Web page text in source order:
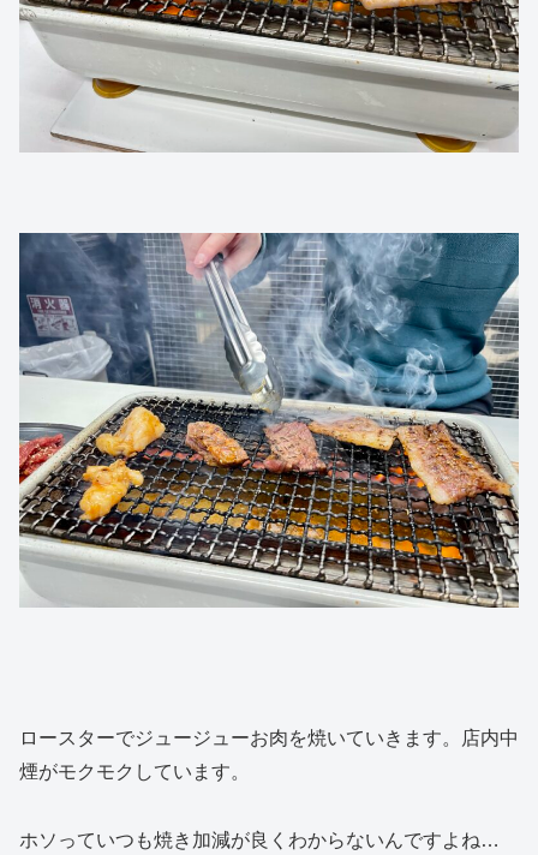
ロースターでジュージューお肉を焼いていきます。店内中
煙がモクモクしています。
ホソっていつも焼き加減が良くわからないんですよね…